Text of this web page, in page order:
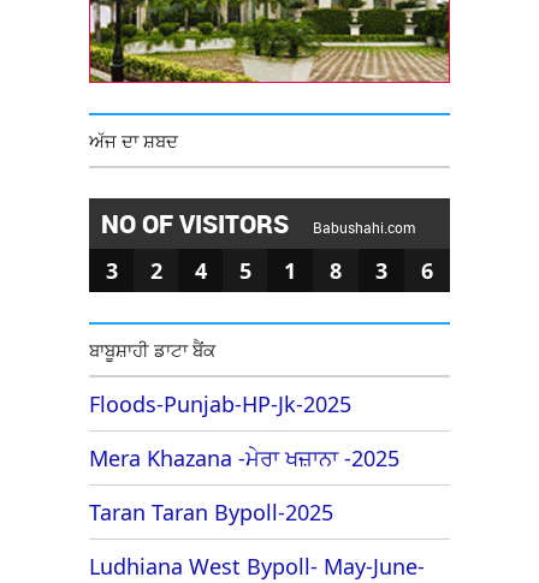
ਅੱਜ ਦਾ ਸ਼ਬਦ
NO OF VISITORS Babushahi.com
3 2 4 5 1 8 3 6
ਬਾਬੂਸ਼ਾਹੀ ਡਾਟਾ ਬੈਂਕ
Floods-Punjab-HP-Jk-2025
Mera Khazana -ਮੇਰਾ ਖਜ਼ਾਨਾ -2025
Taran Taran Bypoll-2025
Ludhiana West Bypoll- May-June-